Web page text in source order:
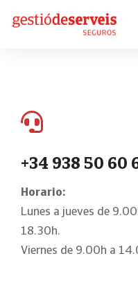
+34 938 50 60
Horario:
Lunes a jueves de
18.30h.
Viernes de 9.00h a